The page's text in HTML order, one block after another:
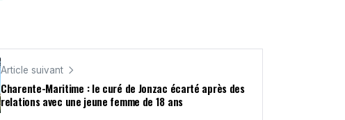
Article suivant
Charente-Maritime : le curé de Jonzac écarté après des
relations avec une jeune femme de 18 ans